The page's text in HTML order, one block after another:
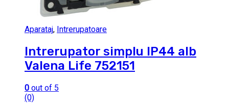
Aparataj, Intrerupatoare
Intrerupator simplu IP44 alb
Valena Life 752151
0 out of 5
(0)